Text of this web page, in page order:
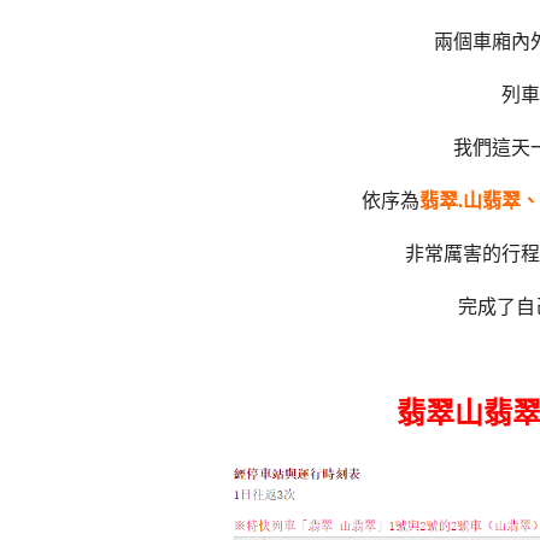
兩個車廂內
列
我們這天
依序為翡翠.山翡翠
非常厲害的行
完成了
翡翠山翡